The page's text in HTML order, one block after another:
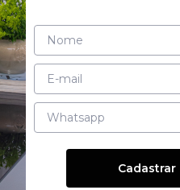
Prato p/doces e Salgados
Cadastrar